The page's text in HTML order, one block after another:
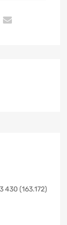
430 (163.172)